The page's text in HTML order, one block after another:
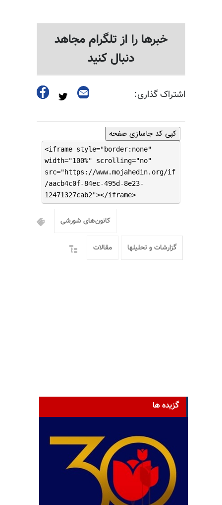
خبرها را از تلگرام مجاهد
دنبال کنید
اشتراک گذاری:
کپی کد جاسازی صفحه
<iframe style="border:none"
width="100%" scrolling="no"
src="https://www.mojahedin.org/if
/aacb4c0f-84ec-495d-8e23-
12471327cab2"></iframe>
کانون‌های شورشی
گزارشات و تحلیلها مقالات
گزیده ها